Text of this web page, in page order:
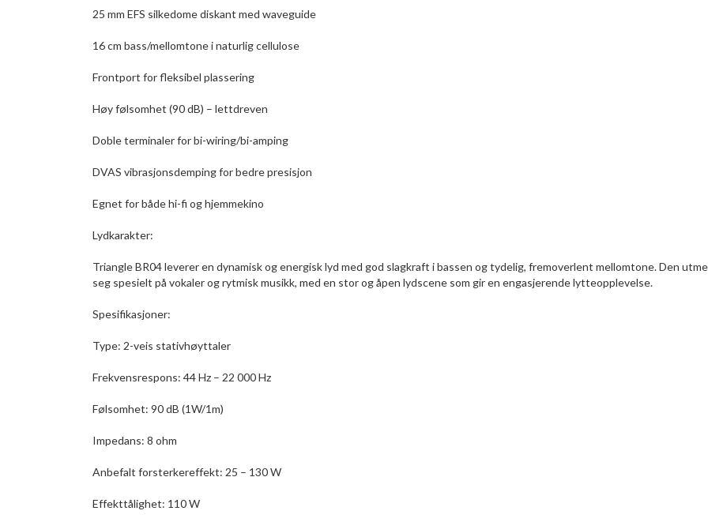
25 mm EFS silkedome diskant med waveguide
16 cm bass/mellomtone i naturlig cellulose
Frontport for fleksibel plassering
Høy følsomhet (90 dB) – lettdreven
Doble terminaler for bi-wiring/bi-amping
DVAS vibrasjonsdemping for bedre presisjon
Egnet for både hi-fi og hjemmekino
Lydkarakter:
Triangle BR04 leverer en dynamisk og energisk lyd med god slagkraft i bassen og tydelig, fremoverlent mellomtone. Den
seg spesielt på vokaler og rytmisk musikk, med en stor og åpen lydscene som gir en engasjerende lytteopplevelse.
Spesifikasjoner:
Type: 2-veis stativhøyttaler
Frekvensrespons: 44 Hz – 22 000 Hz
Følsomhet: 90 dB (1W/1m)
Impedans: 8 ohm
Anbefalt forsterkereffekt: 25 – 130 W
Effekttålighet: 110 W